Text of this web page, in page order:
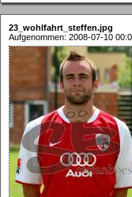
23_wohlfahrt_steffen.jpg
Aufgenommen: 2008-07-10